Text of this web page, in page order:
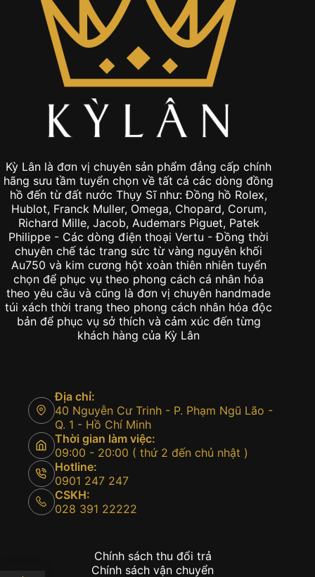
Kỳ Lân là đơn vị chuyên sản phẩm đẳng cấp chính
hãng sưu tầm tuyển chọn về tất cả các dòng đồng
hồ đến từ đất nước Thụy Sĩ như: Đồng hồ Rolex,
Hublot, Franck Muller, Omega, Chopard, Corum,
Richard Mille, Jacob, Audemars Piguet, Patek
Philippe - Các dòng điện thoại Vertu - Đồng thời
chuyên chế tác trang sức từ vàng nguyên khối
Au750 và kim cương hột xoàn thiên nhiên tuyển
chọn để phục vụ theo phong cách cá nhân hóa
theo yêu cầu và cũng là đơn vị chuyên handmade
túi xách thời trang theo phong cách nhân hóa độc
bản để phục vụ sở thích và cảm xúc đến từng
khách hàng của Kỳ Lân
Địa chỉ:
40 Nguyễn Cư Trinh - P. Phạm Ngũ Lão -
Q. 1 - Hồ Chí Minh
Thời gian làm việc:
09:00 - 20:00 ( thứ 2 đến chủ nhật )
Hotline:
0901 247 247
CSKH:
028 391 22222
Chính sách thu đổi trả
Chính sách vận chuyển